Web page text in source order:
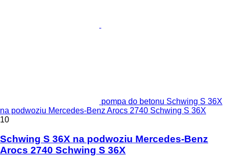
pompa do betonu Schwing S 36X
na podwoziu Mercedes-Benz Arocs 2740 Schwing S 36X
10
Schwing S 36X na podwoziu Mercedes-Benz
Arocs 2740 Schwing S 36X